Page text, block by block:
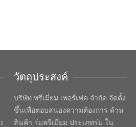
วัตถุประสงค์
บริษัท พรีเมี่ยม เพอร์เฟค จำกัด จัดตั้ง
ขึ้นเพื่อตอบสนองความต้องการ ด้าน
สินค้า ร่มพรีเมี่ยม ประเภทร่ม ใน